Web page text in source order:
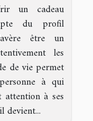
un cadeau
du profil
être un
les
de vie permet
à qui
attention à ses
devient...